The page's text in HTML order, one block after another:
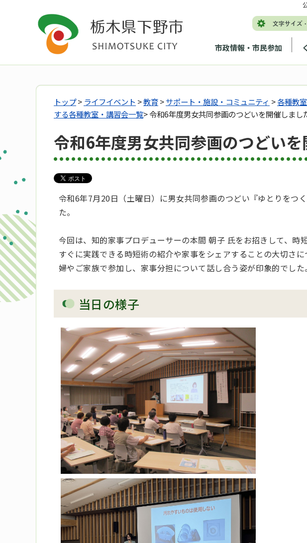
市政情報・市民参加
トップ> ライフイベント >教育>サポート・施設・コミュニティ >各種教
する各種教室・講習会一覧> 令和6年度男女共同参画のつどいを開催しまし
令和6年度男女共同参画のつどい
令和6年7月20日（土曜日）に男女共同参画のつどい『ゆとりをつ
た。
今回は、知的家事プロデューサーの本間 朝子 氏をお招きして、時
すぐに実践できる時短術の紹介や家事をシェアすることの大切さ
婦やご家族で参加し、家事分担について話し合う姿が印象的でした。
当日の様子